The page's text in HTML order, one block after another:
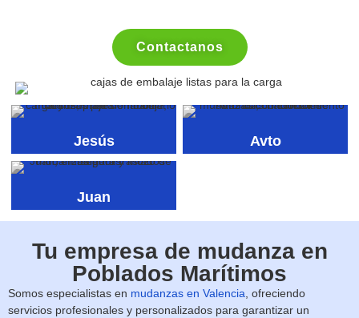
Contactanos
Jesús Avto
Juan
Tu empresa de mudanza en
Poblados Marítimos
Somos especialistas en mudanzas en Valencia , ofreciendo
servicios profesionales y personalizados para garantizar un